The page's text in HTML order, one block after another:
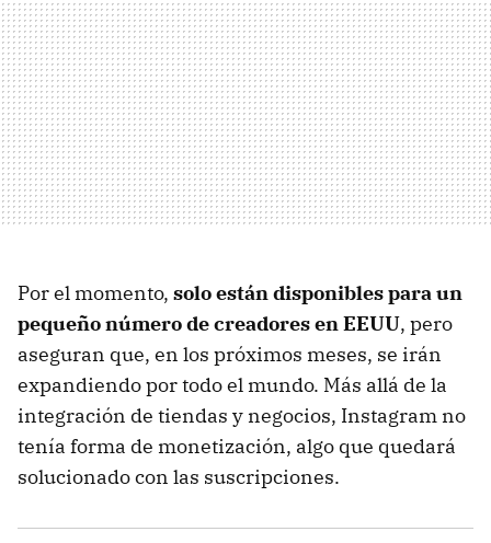
Por el momento, solo están disponibles para un
pequeño número de creadores en EEUU, pero
aseguran que, en los próximos meses, se irán
expandiendo por todo el mundo. Más allá de la
integración de tiendas y negocios, Instagram no
tenía forma de monetización, algo que quedará
solucionado con las suscripciones.